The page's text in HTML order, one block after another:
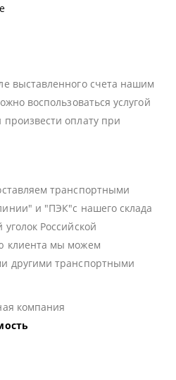
выставленного счета нашим
воспользоваться услугой
оплату при
транспортными
и "ПЭК"с нашего склада
Российской
клиента мы можем
другими транспортными
компания